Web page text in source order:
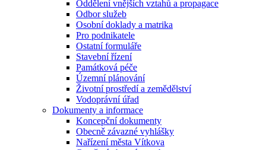
Oddělení vnějších vztahů a propagace
Odbor služeb
Osobní doklady a matrika
Pro podnikatele
Ostatní formuláře
Stavební řízení
Památková péče
Územní plánování
Životní prostředí a zemědělství
Vodoprávní úřad
Dokumenty a informace
Koncepční dokumenty
Obecně závazné vyhlášky
Nařízení města Vítkova